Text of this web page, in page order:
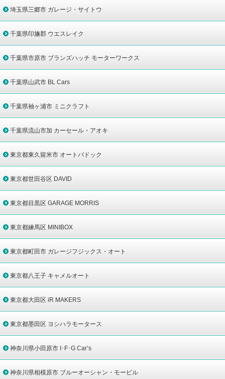
埼玉県三郷市 ガレージ・サイトウ
千葉県印旛郡 ウエスレイク
千葉県市原市 ブランズハッチ モーターワークス
千葉県山武市 BL Cars
千葉県袖ヶ浦市 ミニクラフト
千葉県流山市加 カーセール・アオキ
東京都東久留米市 オートパドック
東京都世田谷区 DAVID
東京都目黒区 GARAGE MORRIS
東京都練馬区 MINIBOX
東京都町田市 ガレージフジックス・オート
東京都八王子 キャメルオート
東京都大田区 iR MAKERS
東京都墨田区 ヨシハラモータース
神奈川県小田原市 I･F･G Car’s
神奈川県相模原市 ブルーオーシャン・モービル